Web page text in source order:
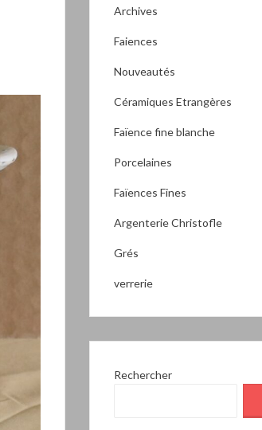
Archives
Faiences
Nouveautés
Céramiques Etrangères
Faïence fine blanche
Porcelaines
Faïences Fines
Argenterie Christofle
Grés
verrerie
Rechercher